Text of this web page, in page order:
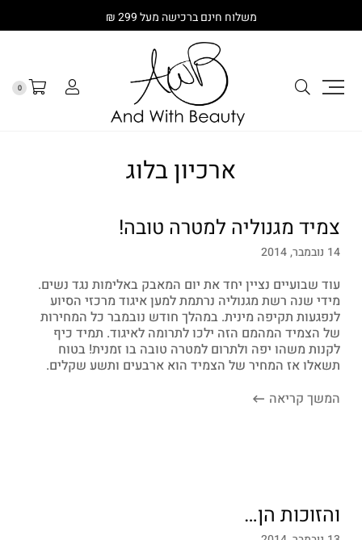
משלוח חינם ברכישה מעל 299 ₪
0
ארכיון בלוג
צמיד מגנוליה למטרה טובה!
14 נובמבר, 2014
עוד שבועיים נציין יחד את יום המאבק באלימות נגד נשים.
מידי שנה רשת מגנוליה נרתמת למען איגוד מרכזי הסיוע
לנפגעות תקיפה מינית. במהלך חודש נובמבר כל המחירות
של הצמיד המהמם הזה ילכו לתרומה לאיגוד. תמיד כיף
לקנות משהו יפה ולתרום למטרה טובה בו זמנית! בטוח
תשאלו אז המחיר של הצמיד הוא ארבעים ותשע שקלים.
המשך קריאה
והזוכות הן…